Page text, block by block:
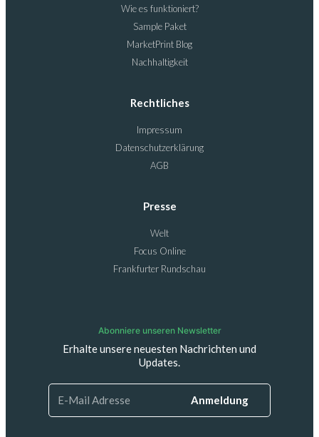
Wie es funktioniert?
Sample Paket
MarketPrint Blog
Nachhaltigkeit
Rechtliches
Impressum
Datenschutzerklärung
AGB
Presse
Welt
Focus Online
Frankfurter Rundschau
Abonniere unseren Newsletter
Erhalte unsere neuesten Nachrichten und
Updates.
Anmeldung